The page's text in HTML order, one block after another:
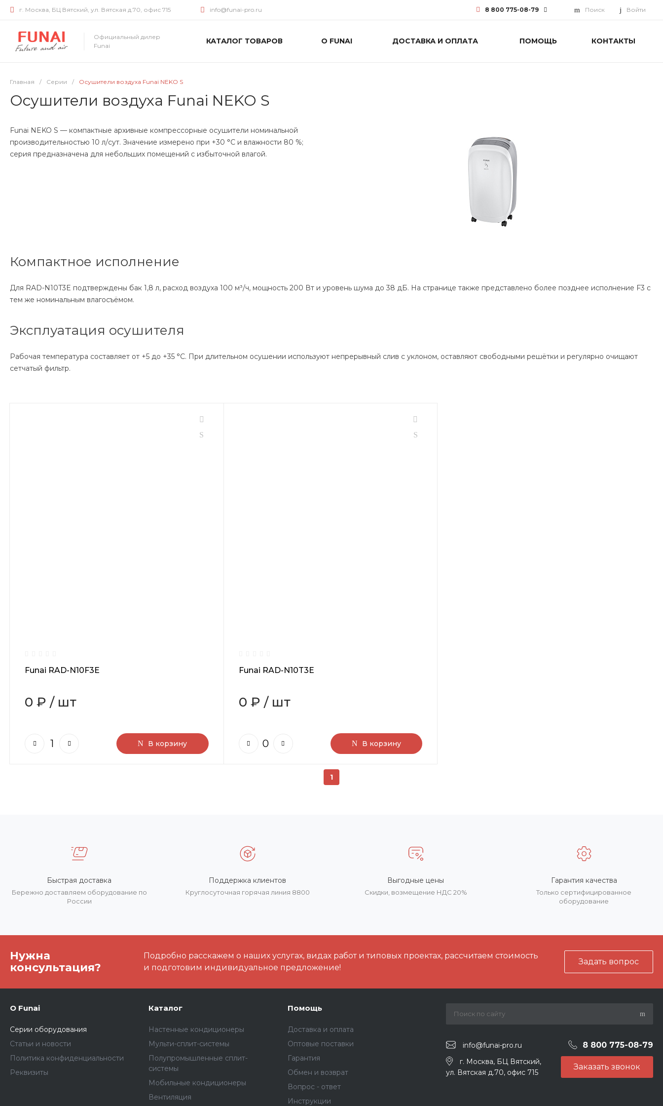
г. Москва, БЦ Вятский, ул. Вятская д.70, офис 715 info@funai-pro.ru 8 800 775-08-79 Поиск Войти
Официальный дилер
Funai
КАТАЛОГ ТОВАРОВ О FUNAI ДОСТАВКА И ОПЛАТА ПОМОЩЬ КОНТАКТЫ
Главная / Серии / Осушители воздуха Funai NEKO S
Осушители воздуха Funai NEKO S
Funai NEKO S — компактные архивные компрессорные осушители номинальной
производительностью 10 л/сут. Значение измерено при +30 °C и влажности 80 %;
серия предназначена для небольших помещений с избыточной влагой.
Компактное исполнение
Для RAD-N10T3E подтверждены бак 1,8 л, расход воздуха 100 м³/ч, мощность 200 Вт и уровень шума до 38 дБ. На странице также представлено более позднее исполнение F3 с
тем же номинальным влагосъёмом.
Эксплуатация осушителя
Рабочая температура составляет от +5 до +35 °C. При длительном осушении используют непрерывный слив с уклоном, оставляют свободными решётки и регулярно очищают
сетчатый фильтр.
Funai RAD-N10F3E
0 ₽ / шт
В корзину
Funai RAD-N10T3E
0 ₽ / шт
В корзину
1
Быстрая доставка
Бережно доставляем оборудование по
России
Поддержка клиентов
Круглосуточная горячая линия 8800
Выгодные цены
Скидки, возмещение НДС 20%
Гарантия качества
Только сертифицированное
оборудование
Нужна
консультация?
Подробно расскажем о наших услугах, видах работ и типовых проектах, рассчитаем стоимость
и подготовим индивидуальное предложение!
Задать вопрос
О Funai
Серии оборудования
Статьи и новости
Политика конфиденциальности
Реквизиты
Каталог
Настенные кондиционеры
Мульти-сплит-системы
Полупромышленные сплит-
системы
Мобильные кондиционеры
Вентиляция
Помощь
Доставка и оплата
Оптовые поставки
Гарантия
Обмен и возврат
Вопрос - ответ
Инструкции
info@funai-pro.ru 8 800 775-08-79
г. Москва, БЦ Вятский,
ул. Вятская д.70, офис 715
Заказать звонок